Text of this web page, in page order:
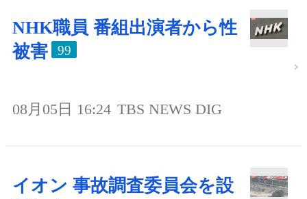
NHK職員 番組出演者から性
被害
99
08月05日 16:24 TBS NEWS DIG
イオン 事故調査委員会を設